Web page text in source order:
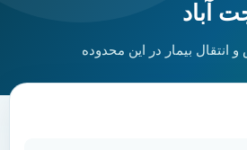
آباد
انتقال بیمار در این محدوده